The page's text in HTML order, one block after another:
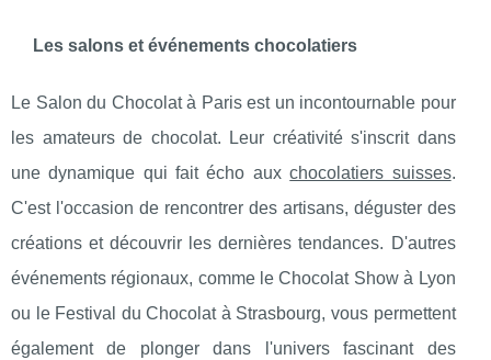
Les salons et événements chocolatiers
Le Salon du Chocolat à Paris est un incontournable pour
les amateurs de chocolat. Leur créativité s'inscrit dans
une dynamique qui fait écho auxchocolatiers suisses.
C'est l'occasion de rencontrer des artisans, déguster des
créations et découvrir les dernières tendances. D'autres
événements régionaux, comme le Chocolat Show à Lyon
ou le Festival du Chocolat à Strasbourg, vous permettent
également de plonger dans l'univers fascinant des